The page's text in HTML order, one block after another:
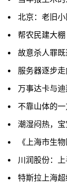
北京：老旧
故意杀人罪